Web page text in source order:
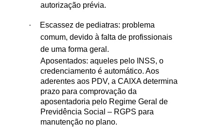
autorização prévia.
·
Escassez de pediatras: problema
comum, devido à falta de profissionais
de uma forma geral.
Aposentados: aqueles pelo INSS, o
credenciamento é automático. Aos
aderentes aos PDV, a CAIXA determina
prazo para comprovação da
aposentadoria pelo Regime Geral de
Previdência Social – RGPS para
manutenção no plano.